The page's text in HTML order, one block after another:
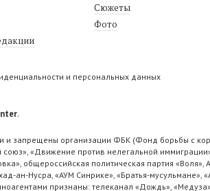
Сюжеты
Фото
и персональных данных
.
и запрещены организации ФБК (Фонд борьбы с
«Движение против нелегальной
общероссийская политическая партия
ан-Нусра, «АУМ Синрике», «Братья-
признаны: телеканал «Дождь»,